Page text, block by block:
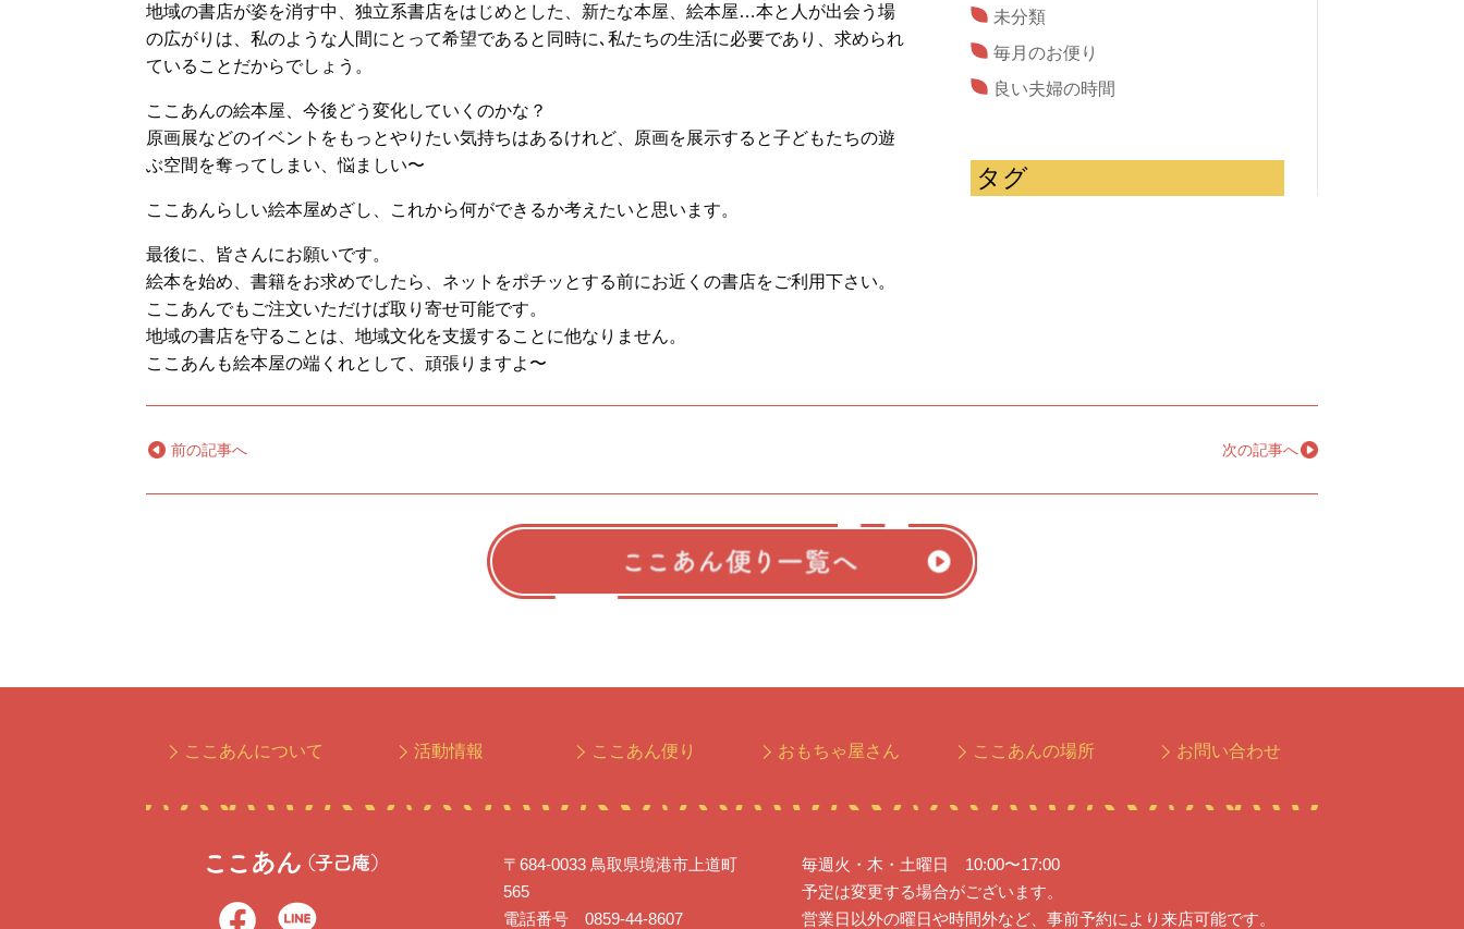
地域の書店が姿を消す中、独立系書店をはじめとした、新たな本屋、絵本屋…本と人が出会う場
の広がりは、私のような人間にとって希望であると同時に､私たちの生活に必要であり、求められ
ていることだからでしょう。
ここあんの絵本屋、今後どう変化していくのかな？
原画展などのイベントをもっとやりたい気持ちはあるけれど、原画を展示すると子どもたちの遊
ぶ空間を奪ってしまい、悩ましい〜
ここあんらしい絵本屋めざし、これから何ができるか考えたいと思います。
最後に、皆さんにお願いです。
絵本を始め、書籍をお求めでしたら、ネットをポチッとする前にお近くの書店をご利用下さい。
ここあんでもご注文いただけば取り寄せ可能です。
地域の書店を守ることは、地域文化を支援することに他なりません。
ここあんも絵本屋の端くれとして、頑張りますよ〜
未分類
毎月のお便り
良い夫婦の時間
タグ
← 前の記事へ 次の記事へ→
ここあんについて 活動情報 ここあん便り おもちゃ屋さん ここあんの場所 お問い合わせ
〒684-0033 鳥取県境港市上道町
565
電話番号 0859-44-8607
毎週火・木・土曜日 10:00〜17:00
予定は変更する場合がございます。
営業日以外の曜日や時間外など、事前予約により来店可能です。